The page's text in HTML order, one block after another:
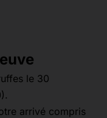
le 30
arrivé compris